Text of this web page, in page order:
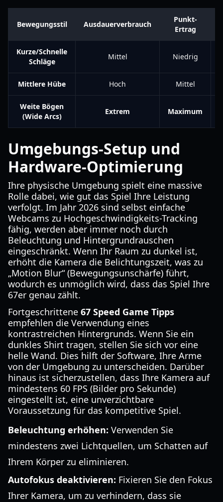
Bewegungsstil Ausdauerverbrauch
Punkt-
Ertrag
Kurze/Schnelle
Schläge
Mittel Niedrig
Mittlere Hübe Hoch Mittel
Weite Bögen
(Wide Arcs)
Extrem Maximum
Umgebungs-Setup und
Hardware-Optimierung
Ihre physische Umgebung spielt eine massive
Rolle dabei, wie gut das Spiel Ihre Leistung
verfolgt. Im Jahr 2026 sind selbst einfache
Webcams zu Hochgeschwindigkeits-Tracking
fähig, werden aber immer noch durch
Beleuchtung und Hintergrundrauschen
eingeschränkt. Wenn Ihr Raum zu dunkel ist,
erhöht die Kamera die Belichtungszeit, was zu
„Motion Blur“ (Bewegungsunschärfe) führt,
wodurch es unmöglich wird, dass das Spiel Ihre
67er genau zählt.
Fortgeschrittene 67 Speed Game Tipps
empfehlen die Verwendung eines
kontrastreichen Hintergrunds. Wenn Sie ein
dunkles Shirt tragen, stellen Sie sich vor eine
helle Wand. Dies hilft der Software, Ihre Arme
von der Umgebung zu unterscheiden. Darüber
hinaus ist sicherzustellen, dass Ihre Kamera auf
mindestens 60 FPS (Bilder pro Sekunde)
eingestellt ist, eine unverzichtbare
Voraussetzung für das kompetitive Spiel.
Beleuchtung erhöhen: Verwenden Sie
mindestens zwei Lichtquellen, um Schatten auf
Ihrem Körper zu eliminieren.
Autofokus deaktivieren: Fixieren Sie den Fokus
Ihrer Kamera, um zu verhindern, dass sie